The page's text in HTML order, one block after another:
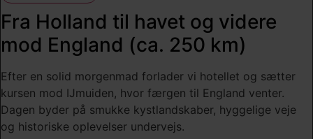
Fra Holland til havet og videre
mod England (ca. 250 km)
Efter en solid morgenmad forlader vi hotellet og sætter
kursen mod IJmuiden, hvor færgen til England venter.
Dagen byder på smukke kystlandskaber, hyggelige veje
og historiske oplevelser undervejs.